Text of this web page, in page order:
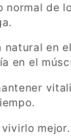
de
en
en el
mejor.